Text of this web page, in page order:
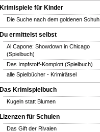
Krimispiele für Kinder
Die Suche nach dem goldenen Schuh
Du ermittelst selbst
Al Capone: Showdown in Chicago
(Spielbuch)
Das Impfstoff-Komplott (Spielbuch)
alle Spielbücher - Krimirätsel
Das Krimispielbuch
Kugeln statt Blumen
Lizenzen für Schulen
Das Gift der Rivalen